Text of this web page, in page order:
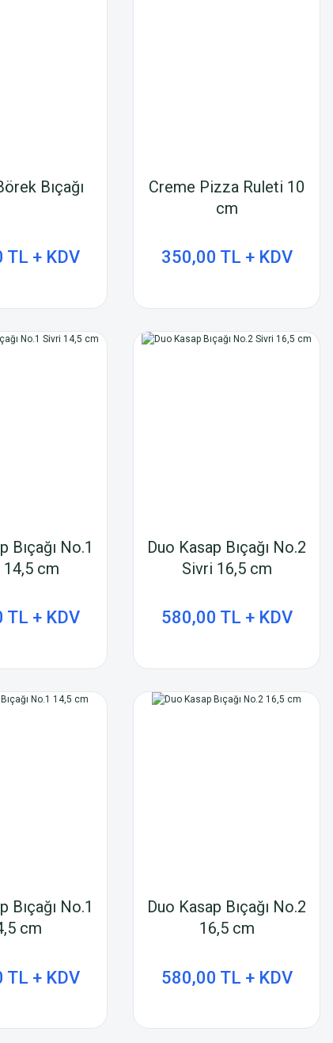
Bıçağı
TL + KDV
Creme Pizza Ruleti 10
cm
350,00 TL + KDV
Bıçağı No.1
14,5 cm
TL + KDV
Duo Kasap Bıçağı No.2
Sivri 16,5 cm
580,00 TL + KDV
Bıçağı No.1
cm
TL + KDV
Duo Kasap Bıçağı No.2
16,5 cm
580,00 TL + KDV